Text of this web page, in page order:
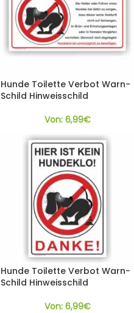
Hunde Toilette Verbot Warn-
Schild Hinweisschild
Von: 6,99€
Hunde Toilette Verbot Warn-
Schild Hinweisschild
Von: 6,99€